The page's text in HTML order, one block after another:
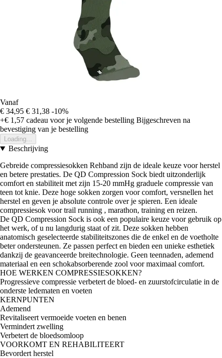
Vanaf
€ 34,95 € 31,38 -10%
+€ 1,57 cadeau voor je volgende bestelling Bijgeschreven na
bevestiging van je bestelling
Loading...
Beschrijving
Gebreide compressiesokken Rehband zijn de ideale keuze voor herstel
en betere prestaties. De QD Compression Sock biedt uitzonderlijk
comfort en stabiliteit met zijn 15-20 mmHg graduele compressie van
teen tot knie. Deze hoge sokken zorgen voor comfort, versnellen het
herstel en geven je absolute controle over je spieren. Een ideale
compressiesok voor trail running , marathon, training en reizen.
De QD Compression Sock is ook een populaire keuze voor gebruik op
het werk, of u nu langdurig staat of zit. Deze sokken hebben
anatomisch geselecteerde stabiliteitszones die de enkel en de voetholte
beter ondersteunen. Ze passen perfect en bieden een unieke esthetiek
dankzij de geavanceerde breitechnologie. Geen teennaden, ademend
materiaal en een schokabsorberende zool voor maximaal comfort.
HOE WERKEN COMPRESSIESOKKEN?
Progressieve compressie verbetert de bloed- en zuurstofcirculatie in de
onderste ledematen en voeten
KERNPUNTEN
Ademend
Revitaliseert vermoeide voeten en benen
Vermindert zwelling
Verbetert de bloedsomloop
VOORKOMT EN REHABILITEERT
Bevordert herstel